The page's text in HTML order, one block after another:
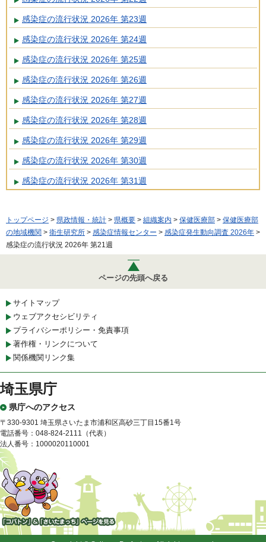
感染症の流行状況 2026年 第23週
感染症の流行状況 2026年 第24週
感染症の流行状況 2026年 第25週
感染症の流行状況 2026年 第26週
感染症の流行状況 2026年 第27週
感染症の流行状況 2026年 第28週
感染症の流行状況 2026年 第29週
感染症の流行状況 2026年 第30週
感染症の流行状況 2026年 第31週
トップページ > 県政情報・統計 > 県概要 > 組織案内 > 保健医療部 > 保健医療部
の地域機関 > 衛生研究所 > 感染症情報センター > 感染症発生動向調査 2026年 >
感染症の流行状況 2026年 第21週
ページの先頭へ戻る
サイトマップ
ウェブアクセシビリティ
プライバシーポリシー・免責事項
著作権・リンクについて
関係機関リンク集
埼玉県庁
県庁へのアクセス
〒330-9301 埼玉県さいたま市浦和区高砂三丁目15番1号
電話番号：048-824-2111（代表）
法人番号：1000020110001
「コバトン」&「さいたまっ
ち」